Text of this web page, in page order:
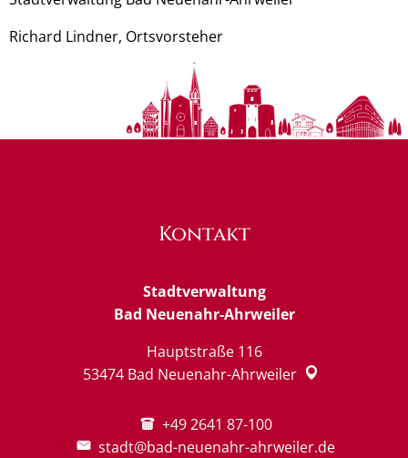
Richard Lindner, Ortsvorsteher
Kontakt
Stadtverwaltung
Bad Neuenahr-Ahrweiler
Hauptstraße 116
53474 Bad Neuenahr-Ahrweiler
+49 2641 87-100
stadt@bad-neuenahr-ahrweiler.de